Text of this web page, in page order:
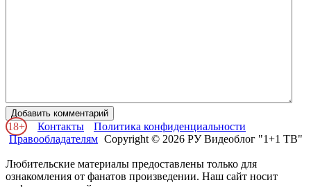
Добавить комментарий
18+ Контакты
Политика конфиденциальности
Правообладателям Copyright © 2026 РУ Видеоблог "1+1 ТВ"
Любительские материалы предоставлены только для
ознакомления от фанатов произведении. Наш сайт носит